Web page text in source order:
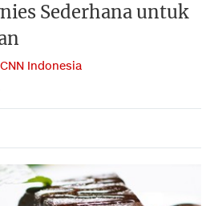
Sederhana untuk
CNN Indonesia